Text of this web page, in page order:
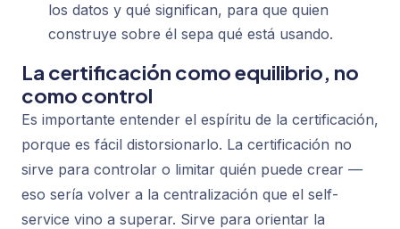
los datos y qué significan, para que quien
construye sobre él sepa qué está usando.
La certificación como equilibrio, no
como control
Es importante entender el espíritu de la certificación,
porque es fácil distorsionarlo. La certificación no
sirve para controlar o limitar quién puede crear —
eso sería volver a la centralización que el self-
service vino a superar. Sirve para orientar la